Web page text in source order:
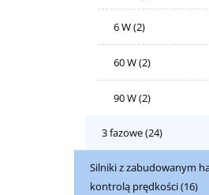
6 W(2)
60 W(2)
90 W(2)
3 fazowe(24)
Silniki z zabudowanym
kontrolą prędkości(16)